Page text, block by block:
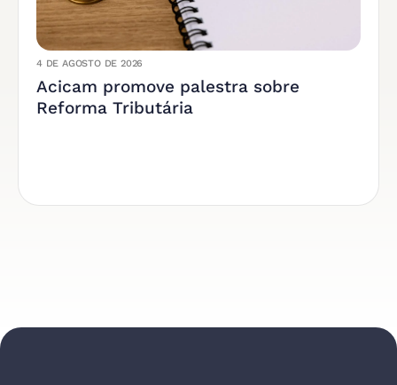
4 DE AGOSTO DE 2026
Acicam promove palestra sobre
Reforma Tributária